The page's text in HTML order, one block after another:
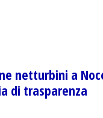
netturbini a
di trasparenza